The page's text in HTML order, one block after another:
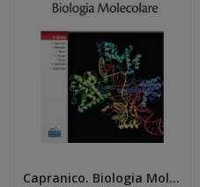
Capranico. Biologia Molecolare 2e